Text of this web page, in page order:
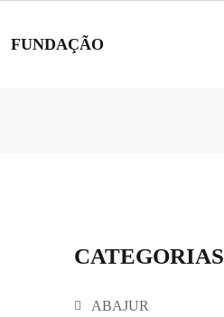
FUNDAÇÃO
CATEGORIAS
ABAJUR